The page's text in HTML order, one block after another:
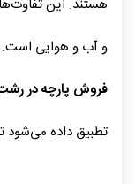
هستند. این
و آب و هوایی است.
فروش پارچه در
تطبیق داده می‌شود